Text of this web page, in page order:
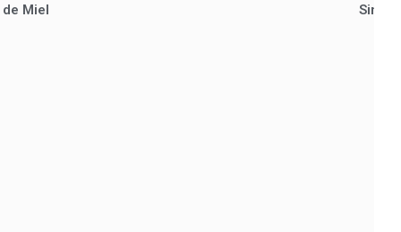
Miel